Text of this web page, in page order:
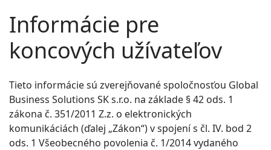
Informácie pre
koncových užívateľov
Tieto informácie sú zverejňované spoločnosťou Global
Business Solutions SK s.r.o. na základe § 42 ods. 1
zákona č. 351/2011 Z.z. o elektronických
komunikáciách (ďalej „Zákon“) v spojení s čl. IV. bod 2
ods. 1 Všeobecného povolenia č. 1/2014 vydaného